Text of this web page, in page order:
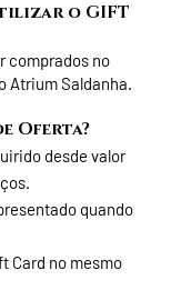
o GIFT
comprados no
Atrium Saldanha.
Oferta?
desde valor
quando
Card no mesmo